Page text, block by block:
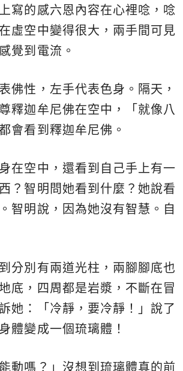
寫的感六恩內容在心裡唸，唸
虛空中變得很大，兩手間可見
覺到電流。
佛性，左手代表色身。隔天，
釋迦牟尼佛在空中，「就像八
會看到釋迦牟尼佛。
在空中，還看到自己手上有一
？智明問她看到什麼？她說看
智明說，因為她沒有智慧。自
分別有兩道光柱，兩腳腳底也
底，四周都是岩漿，不斷在冒
她：「冷靜，要冷靜！」說了
體變成一個琉璃體！
動嗎？」沒想到琉璃體真的前